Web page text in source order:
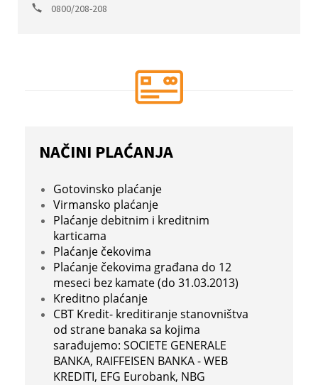
0800/208-208
NAČINI PLAĆANJA
Gotovinsko plaćanje
Virmansko plaćanje
Plaćanje debitnim i kreditnim
karticama
Plaćanje čekovima
Plaćanje čekovima građana do 12
meseci bez kamate (do 31.03.2013)
Kreditno plaćanje
CBT Kredit- kreditiranje stanovništva
od strane banaka sa kojima
sarađujemo: SOCIETE GENERALE
BANKA, RAIFFEISEN BANKA - WEB
KREDITI, EFG Eurobank, NBG